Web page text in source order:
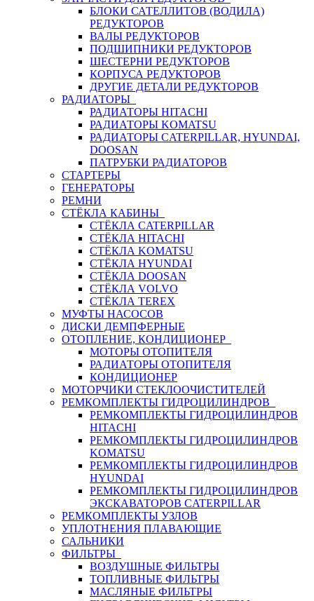
БЛОКИ САТЕЛЛИТОВ (ВОДИЛА)
РЕДУКТОРОВ
ВАЛЫ РЕДУКТОРОВ
ПОДШИПНИКИ РЕДУКТОРОВ
ШЕСТЕРНИ РЕДУКТОРОВ
КОРПУСА РЕДУКТОРОВ
ДРУГИЕ ДЕТАЛИ РЕДУКТОРОВ
РАДИАТОРЫ
РАДИАТОРЫ HITACHI
РАДИАТОРЫ KOMATSU
РАДИАТОРЫ CATERPILLAR, HYUNDAI,
DOOSAN
ПАТРУБКИ РАДИАТОРОВ
СТАРТЕРЫ
ГЕНЕРАТОРЫ
РЕМНИ
СТЁКЛА КАБИНЫ
СТЁКЛА CATERPILLAR
СТЁКЛА HITACHI
СТЁКЛА KOMATSU
СТЁКЛА HYUNDAI
СТЁКЛА DOOSAN
СТЁКЛА VOLVO
СТЁКЛА TEREX
МУФТЫ НАСОСОВ
ДИСКИ ДЕМПФЕРНЫЕ
ОТОПЛЕНИЕ, КОНДИЦИОНЕР
МОТОРЫ ОТОПИТЕЛЯ
РАДИАТОРЫ ОТОПИТЕЛЯ
КОНДИЦИОНЕР
МОТОРЧИКИ СТЕКЛООЧИСТИТЕЛЕЙ
РЕМКОМПЛЕКТЫ ГИДРОЦИЛИНДРОВ
РЕМКОМПЛЕКТЫ ГИДРОЦИЛИНДРОВ
HITACHI
РЕМКОМПЛЕКТЫ ГИДРОЦИЛИНДРОВ
KOMATSU
РЕМКОМПЛЕКТЫ ГИДРОЦИЛИНДРОВ
HYUNDAI
РЕМКОМПЛЕКТЫ ГИДРОЦИЛИНДРОВ
ЭКСКАВАТОРОВ CATERPILLAR
РЕМКОМПЛЕКТЫ УЗЛОВ
УПЛОТНЕНИЯ ПЛАВАЮЩИЕ
САЛЬНИКИ
ФИЛЬТРЫ
ВОЗДУШНЫЕ ФИЛЬТРЫ
ТОПЛИВНЫЕ ФИЛЬТРЫ
МАСЛЯНЫЕ ФИЛЬТРЫ